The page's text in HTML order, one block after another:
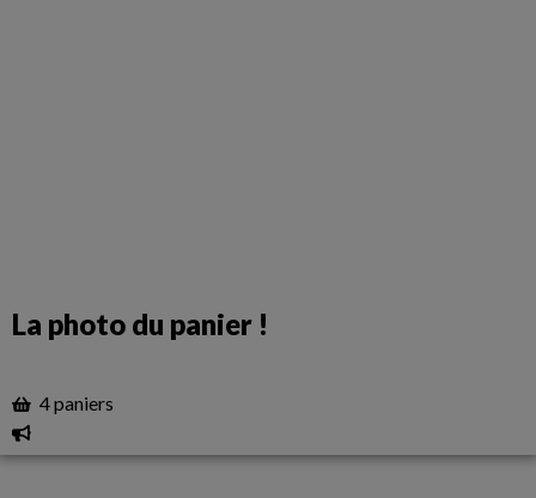
La photo du panier !
4 paniers